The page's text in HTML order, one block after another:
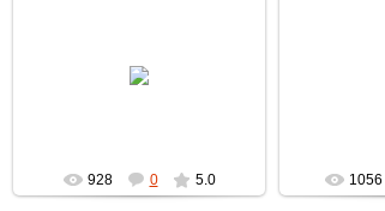
928 0 5.0 1056